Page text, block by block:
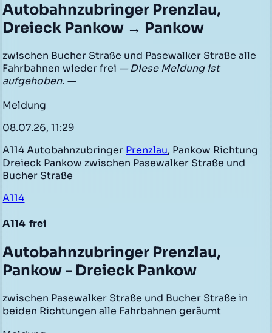
Autobahnzubringer Prenzlau,
Dreieck Pankow → Pankow
zwischen Bucher Straße und Pasewalker Straße alle
Fahrbahnen wieder frei — Diese Meldung ist
aufgehoben. —
Meldung
08.07.26, 11:29
A114 Autobahnzubringer Prenzlau, Pankow Richtung
Dreieck Pankow zwischen Pasewalker Straße und
Bucher Straße
A114
A114 frei
Autobahnzubringer Prenzlau,
Pankow - Dreieck Pankow
zwischen Pasewalker Straße und Bucher Straße in
beiden Richtungen alle Fahrbahnen geräumt